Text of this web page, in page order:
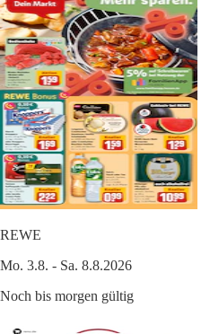
REWE
Mo. 3.8. - Sa. 8.8.2026
Noch bis morgen gültig